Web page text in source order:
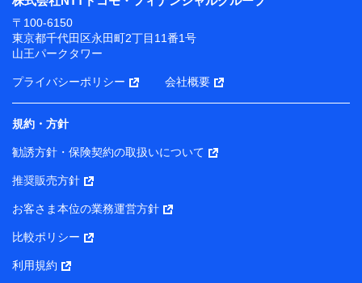
〒100-6150
東京都千代田区永田町2丁目11番1号
山王パークタワー
プライバシーポリシー 会社概要
規約・方針
勧誘方針・保険契約の取扱いについて
推奨販売方針
お客さま本位の業務運営方針
比較ポリシー
利用規約